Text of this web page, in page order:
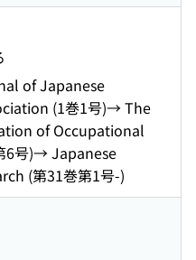
of Japanese
(1巻1号)→ The
of Occupational
6号)→ Japanese
(第31巻第1号-)